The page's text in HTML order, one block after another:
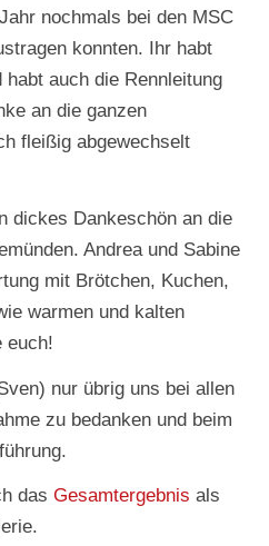
nochmals bei den MSC
konnten. Ihr habt
auch die Rennleitung
an die ganzen
fleißig abgewechselt
dickes Dankeschön an die
Andrea und Sabine
mit Brötchen, Kuchen,
warmen und kalten
euch!
nur übrig uns bei allen
zu bedanken und beim
dasGesamtergebnis als